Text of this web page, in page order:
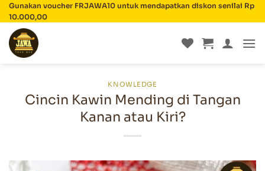
Skip
to
content
Gunakan voucher FRJAWA10 untuk mendapatkan diskon senilai Rp
10.000,00
KNOWLEDGE
Cincin Kawin Mending di Tangan
Kanan atau Kiri?